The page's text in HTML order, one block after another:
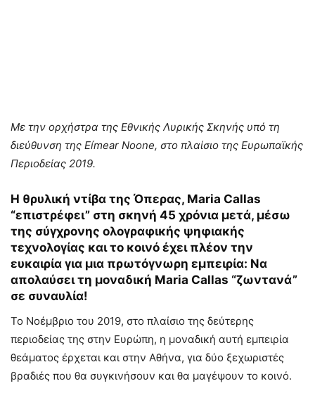
Με την ορχήστρα της Εθνικής Λυρικής Σκηνής υπό τη
διεύθυνση της Eímear Noone, στο πλαίσιο της Ευρωπαϊκής
Περιοδείας 2019.
Η θρυλική ντίβα της Όπερας, Maria Callas
“επιστρέφει” στη σκηνή 45 χρόνια μετά, μέσω
της σύγχρονης ολογραφικής ψηφιακής
τεχνολογίας και το κοινό έχει πλέον την
ευκαιρία για μια πρωτόγνωρη εμπειρία: Να
απολαύσει τη μοναδική Maria Callas “ζωντανά”
σε συναυλία!
Το Νοέμβριο του 2019, στο πλαίσιο της δεύτερης
περιοδείας της στην Ευρώπη, η μοναδική αυτή εμπειρία
θεάματος έρχεται και στην Αθήνα, για δύο ξεχωριστές
βραδιές που θα συγκινήσουν και θα μαγέψουν το κοινό.